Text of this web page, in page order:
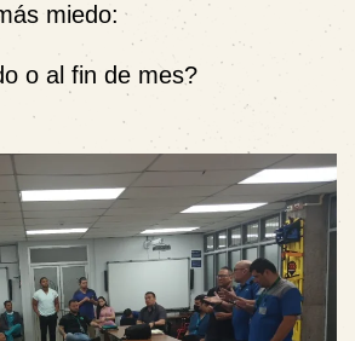
miedo:
o al fin de mes?